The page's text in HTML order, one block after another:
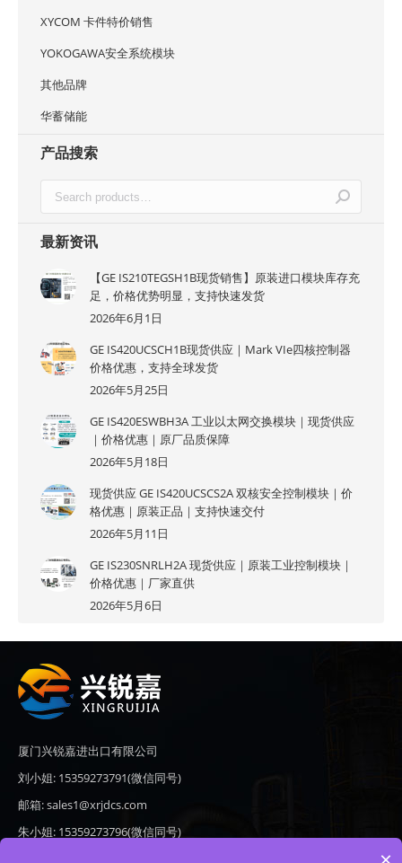
XYCOM 卡件特价销售
YOKOGAWA安全系统模块
其他品牌
华蓄储能
产品搜索
最新资讯
【GE IS210TEGSH1B现货销售】原装进口模块库存充
足，价格优势明显，支持快速发货
2026年6月1日
GE IS420UCSCH1B现货供应｜Mark VIe四核控制器
价格优惠，支持全球发货
2026年5月25日
GE IS420ESWBH3A 工业以太网交换模块｜现货供应
｜价格优惠｜原厂品质保障
2026年5月18日
现货供应 GE IS420UCSCS2A 双核安全控制模块｜价
格优惠｜原装正品｜支持快速交付
2026年5月11日
GE IS230SNRLH2A 现货供应｜原装工业控制模块｜
价格优惠｜厂家直供
2026年5月6日
厦门兴锐嘉进出口有限公司
刘小姐: 15359273791(微信同号)
邮箱: sales1@xrjdcs.com
朱小姐: 15359273796(微信同号)